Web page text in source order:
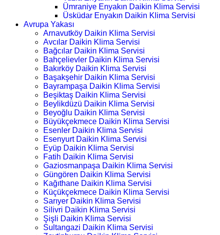
Ümraniye Enyakın Daikin Klima Servisi
Üsküdar Enyakın Daikin Klima Servisi
Avrupa Yakası
Arnavutköy Daikin Klima Servisi
Avcılar Daikin Klima Servisi
Bağcılar Daikin Klima Servisi
Bahçelievler Daikin Klima Servisi
Bakırköy Daikin Klima Servisi
Başakşehir Daikin Klima Servisi
Bayrampaşa Daikin Klima Servisi
Beşiktaş Daikin Klima Servisi
Beylikdüzü Daikin Klima Servisi
Beyoğlu Daikin Klima Servisi
Büyükçekmece Daikin Klima Servisi
Esenler Daikin Klima Servisi
Esenyurt Daikin Klima Servisi
Eyüp Daikin Klima Servisi
Fatih Daikin Klima Servisi
Gaziosmanpaşa Daikin Klima Servisi
Güngören Daikin Klima Servisi
Kağıthane Daikin Klima Servisi
Küçükçekmece Daikin Klima Servisi
Sarıyer Daikin Klima Servisi
Silivri Daikin Klima Servisi
Şişli Daikin Klima Servisi
Sultangazi Daikin Klima Servisi